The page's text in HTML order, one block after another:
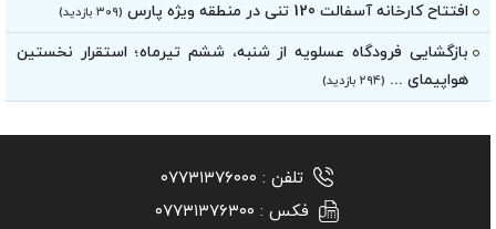
افتتاح کارخانه آسفالت 120 تنی در منطقه ویژه پارس (۳۰۹ بازدید)
بازگشایی فرودگاه عسلویه از شنبه، ششم تیرماه؛ استقرار نخستین
هواپیمای ...
تلفن : ۰۷۷۳۱۳۷۶۰۰۰
فکس : ۰۷۷۳۱۳۷۶۳۰۰